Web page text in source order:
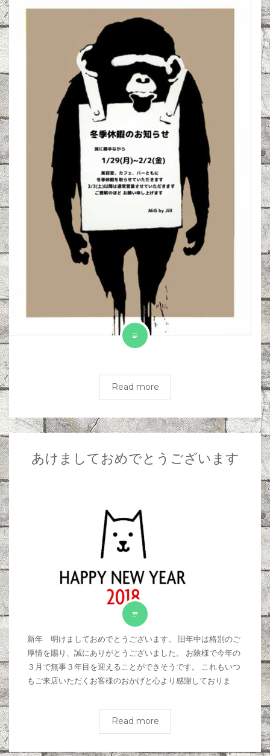
Read more
あけましておめでとうございます
新年 明けましておめでとうございます。 旧年中は格別のご
厚情を賜り、誠にありがとうございました。 お陰様で今年の
３月で無事３年目を迎えることができそうです。 これもいつ
もご来店いただくお客様のおかげと心より感謝しておりま
Read more